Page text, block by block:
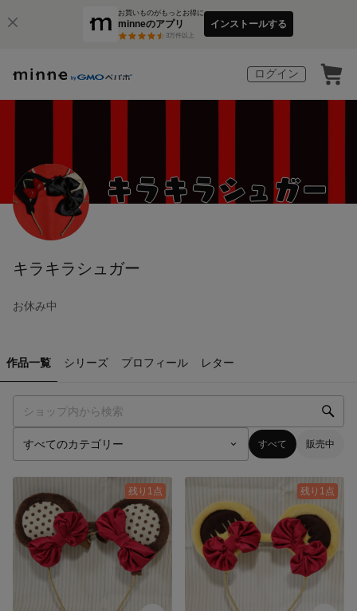
お買いものがもっとお得に
minneのアプリ
3万件以上
インストールする
ログイン
キラキラシュガー
お休み中
作品一覧 シリーズ プロフィール レター
すべて 販売中
残り1点 残り1点